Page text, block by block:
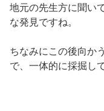
地元の先生方に聞い
な発見ですね。
ちなみにこの後向か
で、一体的に採掘し